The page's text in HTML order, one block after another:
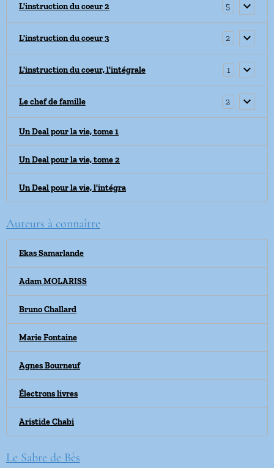
L'instruction du coeur 2 5
L'instruction du coeur 3 2
L'instruction du coeur, l'intégrale 1
Le chef de famille 2
Un Deal pour la vie, tome 1
Un Deal pour la vie, tome 2
Un Deal pour la vie, l'intégra
Auteurs à connaître
Ekas Samarlande
Adam MOLARISS
Bruno Challard
Marie Fontaine
Agnes Bourneuf
Électrons livres
Aristide Chabi
Le Sabre de Bès